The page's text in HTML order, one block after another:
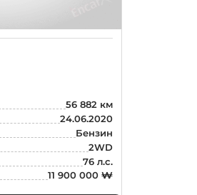
56 882 км
24.06.2020
Бензин
2WD
76 л.с.
11 900 000 ₩